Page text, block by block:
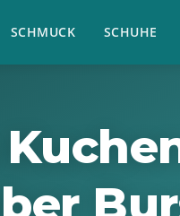
SCHMUCK SCHUHE